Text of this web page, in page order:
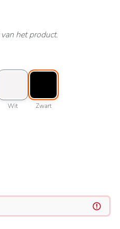
het product.
Wit
Wit
Kleuroptie: Zwart
Zwart